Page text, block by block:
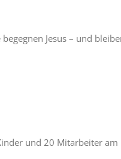
Jesus – und
und 20 Mitarbeiter